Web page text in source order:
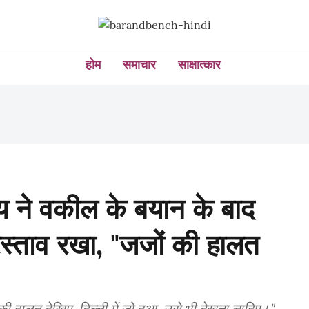
होम समाचार साक्षात्कार
ने वकील के बयान के बाद
रखा, "जजों की हालत